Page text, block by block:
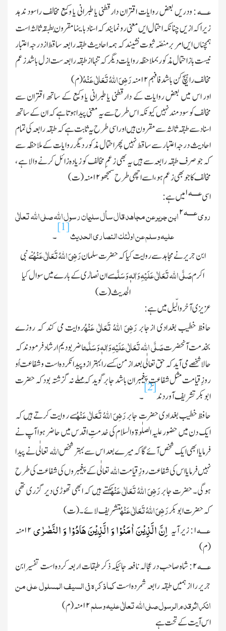
عــــہ: ودریں بعض روایات اقتران دارقطنی یا طبرانی یا وکیع مخالف راسود ندہد
زیراکہ ازیں چنانکہ احتمال ایں معنی رونمایند کہ اسناد باینہا مقرون بطبقہ ثالثہ است
ہمچناں ایں امر برمنصّہ ثبوت نشیند کہ ہمہ احادیث طبقہ رابعہ ساقط ازدرجہ اعتبار
نیست باز احتمال مذکور بملاحظہ روایات دیگر کہ تنہا ازطبقہ رابعہ ست ازل باشد زعم
مخالف راہیچ کن باشد فافہم۱۲منہرَضِیَ اللہُ تَعَالٰی عَنْہُ(م)
اور اس میں بعض روایات کے دارقطنی یا طبرانی یا وکیع کے ساتھ اقتران سے
مخالف کو سودمند نہیں کیونکہ اس طرح سے یہ معنی پیدا ہوتا ہے کہ ان کے ساتھ
اسناد سے طبقہ ثالثہ سے مقرون ہیں اور اسی طرح یہ ثابت ہے کہ طبقہ رابعہ کی تمام
احادیث درجہ اعتبار سے ساقط نہیں پھر احتمال مذکور دیگر روایات کے ملاحظہ سے
کہ جو صرف طبقہ رابعہ سے ہیں یہ بھی زعمِ مخالف کو زیادہ زائل کرنے والا ہے ،
مخالف کا جو بھی زعم ہو ، اسے اچھی طرح سمجھو۱۲منہ (ت)
اسیعــــہ۱میں ہے :
رویعــــہ۲ابن جریر عن مجاھد قال سأل سلیمان رسول الله صلی الله تعالٰی
علیہ وسلم عن اولٰئك النصاری الحدیث[1]
۔
ابن جریر نے مجاہد سے روایت کیا کہ حضرت سلمانرَضِیَ اللہُ تَعَالٰی عَنْہُنے نبی
اکرمصَلَّی اللہ تَعَالٰی عَلَیْہِ وَاٰلہٖ وَسَلَّمسے ان نصارٰی کے بارے میں سوال کیا
الحدیث (ت)
عزیزی آخر والّیل میں ہے :
حافظ خطیب بغدادی ازجابررَضِیَ اللہُ تَعَالٰی عَنْہُروایت می کند کہ روزے
بخدمت آنحضرتصَلَّی اللہ تَعَالٰی عَلَیْہِ وَاٰلہٖ وَسَلَّمحاضر بودیم ارشاد فرمودند کہ
حالا شخصے می آید کہ حق تعالٰی بعد ازمن کسے رابہتر ازوپیدا نکردہ است وشفاعت اُو
روزِ قیامت مثل شفاعتِ پیغمبران باشد جابر گوید کہ مہلے نہ گزشتہ بود کہ حضرت
ابوبکر تشریف آوردند
[2]
۔
حافظ خطیب بغدادی حضرت جابررَضِیَ اللہُ تَعَالٰی عَنْہُسے روایت کرتے ہیں کہ
ایك دن میں حضور علیہ الصلٰوۃ والسلام کی خدمتِ اقدس میں حاضر ہوا آپ نے
فرمایا ابھی ایك شخص آئے گا کہ میرے بعد اس سے بہتر شخصاللهتعالٰی نے پیدا
نہیں فرمایا اس کی شفاعت روزِ قیامتاللهتعالٰی کے پیغمبروں کی شفاعت کی طرح
ہوگی۔ حضرت جابررَضِیَ اللہُ تَعَالٰی عَنْہُکہتے ہیں کہ ابھی تھوڑی دیر گزری تھی
کہ حضرت ابوبکررَضِیَ اللہُ تَعَالٰی عَنْہُتشریف لائے۔ (ت)
عــــہ۱ : زیرآیہ اِنَّ الَّذِیْنَ اٰمَنُوْا وَ الَّذِیْنَ هَادُوْا وَ النَّصٰرٰى
۱۲ منہ
(م)
عــــہ ۲ : شاہ صاحب درعجالہ نافعہ جائیکہ ذکر طبقات اربعہ کردہ است تفسیر ابن
جریر را از ہمیں طبقہ رابعہ شمردہ استکماذکرہ فی السیف المسلول علی من
انکر اثر قدم الرسول صلی الله تعالٰی علیہ وسلم۱۲ منہ (م)
اس آیت کے تحت ہے